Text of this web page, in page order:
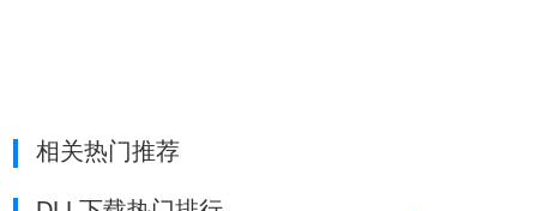
相关热门推荐